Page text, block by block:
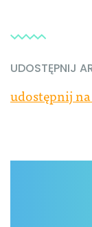
UDOSTĘPNIJ
udostępnij